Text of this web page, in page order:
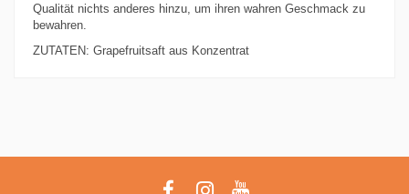
Qualität nichts anderes hinzu, um ihren wahren Geschmack zu
bewahren.
ZUTATEN: Grapefruitsaft aus Konzentrat